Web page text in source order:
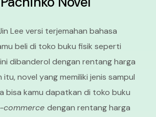
Lee versi terjemahan bahasa
beli di toko buku fisik seperti
dibanderol dengan rentang harga
itu, novel yang memiliki jenis sampul
bisa kamu dapatkan di toko buku
commercedengan rentang harga